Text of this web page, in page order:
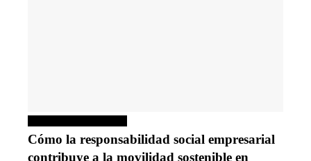
Cómo la responsabilidad social empresarial
contribuye a la movilidad sostenible en